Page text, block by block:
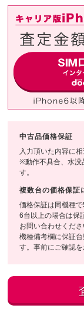
中古品価格保証
入力頂いた内容に
※動作不具合、水没
す。
複数台の価格保証
価格保証は同機種で
6台以上の場合は保
お問い合わせくださ
機種備考欄に保証
す。事前にご確認を